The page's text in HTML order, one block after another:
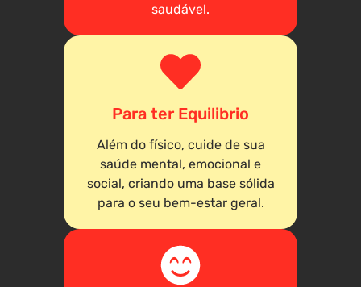
saudável.
Para ter Equilibrio
Além do físico, cuide de sua
saúde mental, emocional e
social, criando uma base sólida
para o seu bem-estar geral.